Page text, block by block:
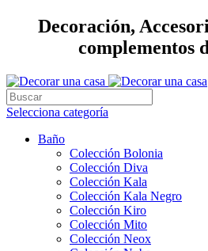
Decoración,
complementos
Selecciona categoría
Baño
Colección Bolonia
Colección Diva
Colección Kala
Colección Kala Negro
Colección Kiro
Colección Mito
Colección Neox